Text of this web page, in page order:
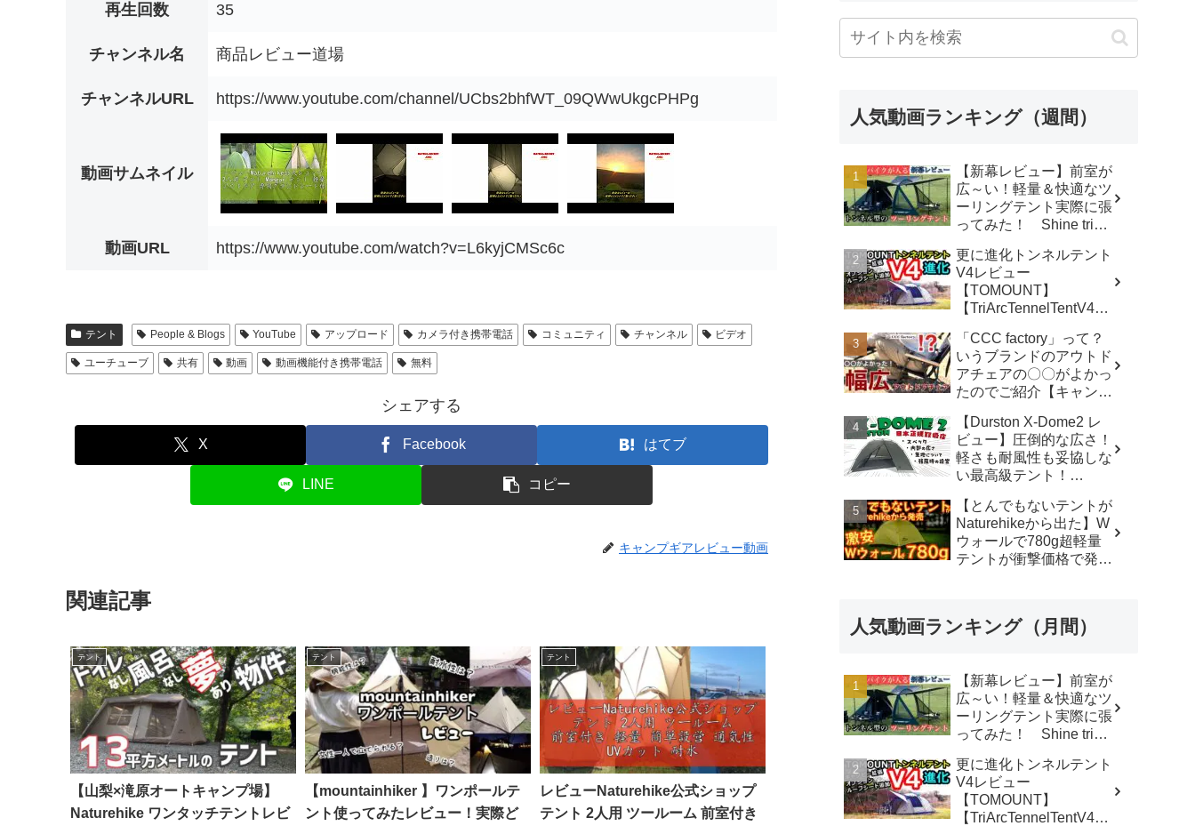
再生回数 35
チャンネル名 商品レビュー道場
チャンネルURL https://www.youtube.com/channel/UCbs2bhfWT_09QWwUkgcPHPg
動画サムネイル
動画URL https://www.youtube.com/watch?v=L6kyjCMSc6c
テント People & Blogs YouTube アップロード カメラ付き携帯電話 コミュニティ チャンネル ビデオ
ユーチューブ 共有 動画 動画機能付き携帯電話 無料
シェアする
X Facebook はてブ
LINE コピー
キャンプギアレビュー動画
関連記事
テント
【山梨×滝原オートキャンプ場】
Naturehike ワンタッチテントレビ
テント
【mountainhiker 】ワンポールテ
ント使ってみたレビュー！実際ど
テント
レビューNaturehike公式ショップ
テント 2人用 ツールーム 前室付き
人気動画ランキング（週間）
【新幕レビュー】前室が
広～い！軽量＆快適なツ
ーリングテント実際に張
ってみた！ Shine trip
な気分
更に進化トンネルテント
V4レビュー
【TOMOUNT】
【TriArcTennelTentV4】
カ】
「CCC factory」って？
いうブランドのアウトド
アチェアの〇〇がよかっ
たのでご紹介【キャンプ
プ
【Durston X-Dome2 レ
ビュー】圧倒的な広さ！
軽さも耐風性も妥協しな
い最高級テント！
ダーストン ＃xdome1
#xdome2 #テント -
Yellowknife
Outdoorshop【イエロー
【とんでもないテントが
Naturehikeから出た】W
ウォールで780g超軽量
テントが衝撃価格で発売
【アウトドア】#855 -
人気動画ランキング（月間）
【新幕レビュー】前室が
広～い！軽量＆快適なツ
ーリングテント実際に張
ってみた！ Shine trip
な気分
更に進化トンネルテント
V4レビュー
【TOMOUNT】
【TriArcTennelTentV4】